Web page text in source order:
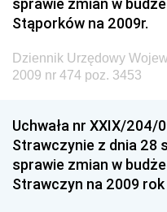
Dziennik Urzędowy
Dziennik Urzędowy
Dziennik Urzędowy
Dziennik Urzędowy
Dziennik Urzędowy
Stąporków na 2009r.
Dziennik Urzędowy
2009 nr 474 poz. 3453
Uchwała nr XXIX/204/
Strawczynie z dnia 28
sprawie zmian w
Strawczyn na 2009 rok